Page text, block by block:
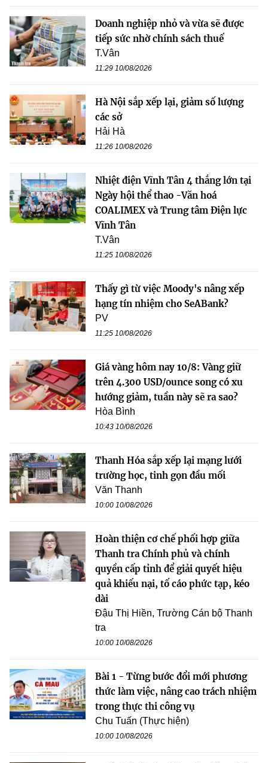
Doanh nghiệp nhỏ và vừa sẽ được
tiếp sức nhờ chính sách thuế
T.Vân
11:29 10/08/2026
Hà Nội sắp xếp lại, giảm số lượng
các sở
Hải Hà
11:26 10/08/2026
Nhiệt điện Vĩnh Tân 4 thắng lớn tại
Ngày hội thể thao -Văn hoá
COALIMEX và Trung tâm Điện lực
Vĩnh Tân
T.Vân
11:25 10/08/2026
Thấy gì từ việc Moody's nâng xếp
hạng tín nhiệm cho SeABank?
PV
11:25 10/08/2026
Giá vàng hôm nay 10/8: Vàng giữ
trên 4.300 USD/ounce song có xu
hướng giảm, tuần này sẽ ra sao?
Hòa Bình
10:43 10/08/2026
Thanh Hóa sắp xếp lại mạng lưới
trường học, tinh gọn đầu mối
Văn Thanh
10:00 10/08/2026
Hoàn thiện cơ chế phối hợp giữa
Thanh tra Chính phủ và chính
quyền cấp tỉnh để giải quyết hiệu
quả khiếu nại, tố cáo phức tạp, kéo
dài
Đậu Thị Hiền, Trường Cán bộ Thanh
tra
10:00 10/08/2026
Bài 1 - Từng bước đổi mới phương
thức làm việc, nâng cao trách nhiệm
trong thực thi công vụ
Chu Tuấn (Thực hiện)
10:00 10/08/2026